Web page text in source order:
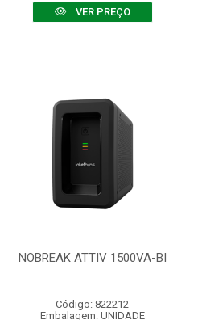
VER PREÇO
NOBREAK ATTIV 1500VA-BI
Código: 822212
Embalagem: UNIDADE